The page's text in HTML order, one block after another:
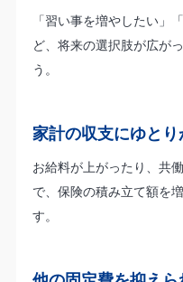
「習い事を増やしたい」
ど、将来の選択肢が広が
う。
家計の収支にゆとり
お給料が上がったり、共
で、保険の積み立て額を
す。